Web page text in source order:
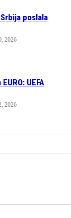
Srbija poslala
2026
UEFA
2026